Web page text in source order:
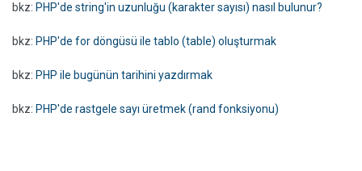
bkz: PHP'de string'in uzunluğu (karakter sayısı) nasıl bulunur?
bkz: PHP'de for döngüsü ile tablo (table) oluşturmak
bkz: PHP ile bugünün tarihini yazdırmak
bkz: PHP'de rastgele sayı üretmek (rand fonksiyonu)